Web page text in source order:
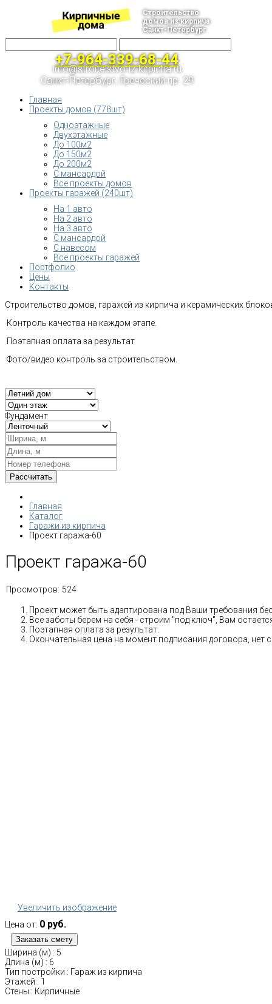
Строительство
домов из кирпича
Санкт-Петербург
+7-964-339-68-44
info@stroitelstvo-iz-kirpicha.ru
Санкт-Петербург, Греческий пр. 29
Главная
Проекты домов (778шт)
Одноэтажные
Двухэтажные
До 100м2
До 150м2
До 200м2
С мансардой
Все проекты домов
Проекты гаражей (240шт)
На 1 авто
На 2 авто
На 3 авто
С мансардой
С навесом
Все проекты гаражей
Портфолио
Цены
Контакты
Строительство домов, гаражей из кирпича и керамических
Контроль качества на каждом этапе.
Поэтапная оплата за результат
Фото/видео контроль за строительством.
Фундамент
Главная
Каталог
Гаражи из кирпича
Проект гаража-60
Проект гаража-60
Просмотров: 524
Проект может быть адаптирована под Ваши требования
Все заботы берем на себя - строим "под ключ", Вам
Поэтапная оплата за результат.
Окончательная цена на момент подписания договора, нет
Увеличить изображение
Цена от: 0 руб.
Ширина (м) : 5
Длина (м) : 6
Тип постройки : Гараж из кирпича
Этажей : 1
Стены : Кирпичные